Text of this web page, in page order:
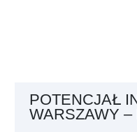
POTENCJAŁ
WARSZAWY